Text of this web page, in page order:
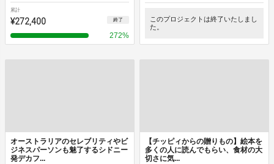
累計
¥272,400 終了
272%
このプロジェクトは終了いたしまし
た。
オーストラリアのセレブリティやビ
ジネスパーソンも魅了するシドニー
発デカフ...
【チッピィからの贈りもの】絵本を
多くの人に読んでもらい、食材の大
切さに気...